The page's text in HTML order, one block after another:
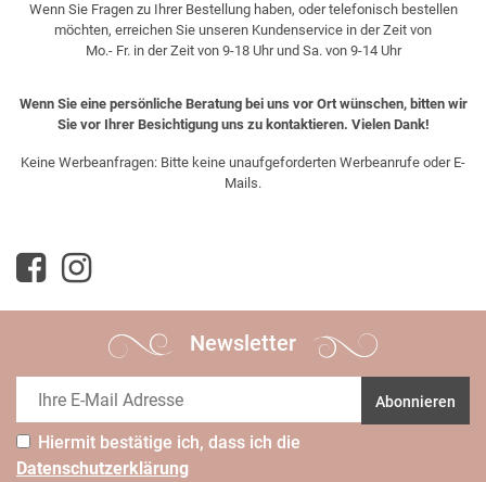
Wenn Sie Fragen zu Ihrer Bestellung haben, oder telefonisch bestellen
möchten, erreichen Sie unseren Kundenservice in der Zeit von
Mo.- Fr. in der Zeit von 9-18 Uhr und Sa. von 9-14 Uhr
Wenn Sie eine persönliche Beratung bei uns vor Ort wünschen, bitten wir
Sie vor Ihrer Besichtigung uns zu kontaktieren. Vielen Dank!
Keine Werbeanfragen: Bitte keine unaufgeforderten Werbeanrufe oder E-
Mails.
Newsletter
Abonnieren
Hiermit bestätige ich, dass ich die
Daten­schutz­erklärung